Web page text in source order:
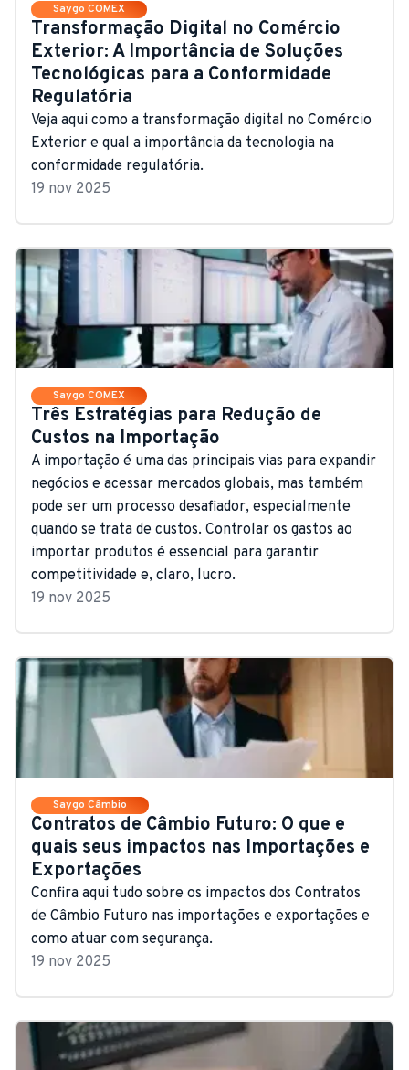
Saygo COMEX
Transformação Digital no Comércio
Exterior: A Importância de Soluções
Tecnológicas para a Conformidade
Regulatória
Veja aqui como a transformação digital no Comércio
Exterior e qual a importância da tecnologia na
conformidade regulatória.
19 nov 2025
Saygo COMEX
Três Estratégias para Redução de
Custos na Importação
A importação é uma das principais vias para expandir
negócios e acessar mercados globais, mas também
pode ser um processo desafiador, especialmente
quando se trata de custos. Controlar os gastos ao
importar produtos é essencial para garantir
competitividade e, claro, lucro.
19 nov 2025
Saygo Câmbio
Contratos de Câmbio Futuro: O que e
quais seus impactos nas Importações e
Exportações
Confira aqui tudo sobre os impactos dos Contratos
de Câmbio Futuro nas importações e exportações e
como atuar com segurança.
19 nov 2025